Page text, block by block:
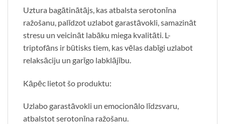
Uztura bagātinātājs, kas atbalsta serotonīna
ražošanu, palīdzot uzlabot garastāvokli, samazināt
stresu un veicināt labāku miega kvalitāti. L-
triptofāns ir būtisks tiem, kas vēlas dabīgi uzlabot
relaksāciju un garīgo labklājību.
Kāpēc lietot šo produktu:
Uzlabo garastāvokli un emocionālo līdzsvaru,
atbalstot serotonīna ražošanu.